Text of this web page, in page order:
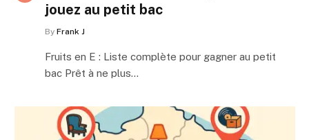
jouez au petit bac
By Frank J
Fruits en E : Liste complète pour gagner au petit
bac Prêt à ne plus…